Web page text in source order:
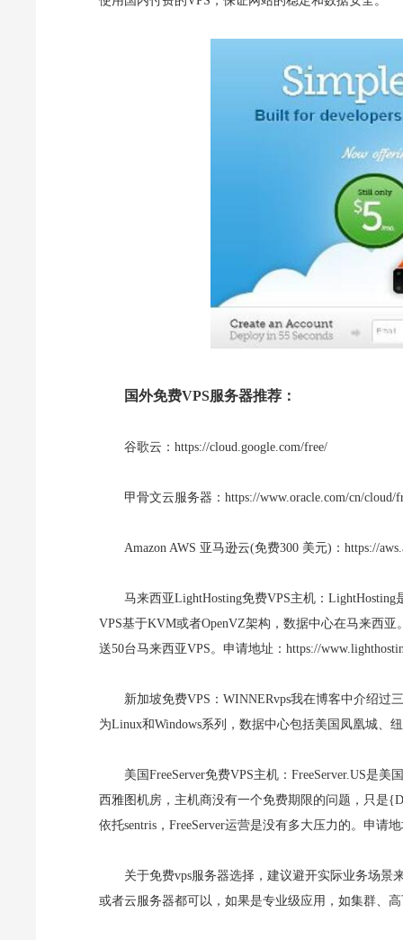
国外免费VPS服务器推荐：
谷歌云：https://cloud.google.com/free/
甲骨文云服务器：https://www.oracle.com/cn/cloud/
Amazon AWS 亚马逊云(免费300 美元)：https://
马来西亚LightHosting免费VPS主机：
VPS基于KVM或者OpenVZ架构，数据中心在马来西
送50台马来西亚VPS。申请地址：https://
新加坡免费VPS：WINNERvps我在博客中介绍过
为Linux和Windows系列，数据中心包括美国凤凰城、
美国FreeServer免费VPS主机：FreeServer.US是
西雅图机房，主机商没有一个免费期限的问题，只是
依托sentris，FreeServer运营是没有多大压力的。申请地
关于免费vps服务器选择，建议避开实际业务场景
或者云服务器都可以，如果是专业级应用，如集群、